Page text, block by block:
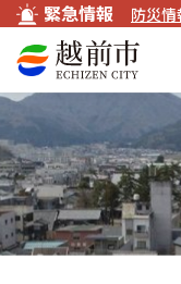
緊急情報 防災